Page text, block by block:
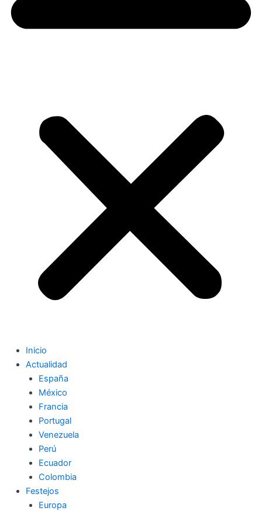
Inicio
Actualidad
España
México
Francia
Portugal
Venezuela
Perú
Ecuador
Colombia
Festejos
Europa